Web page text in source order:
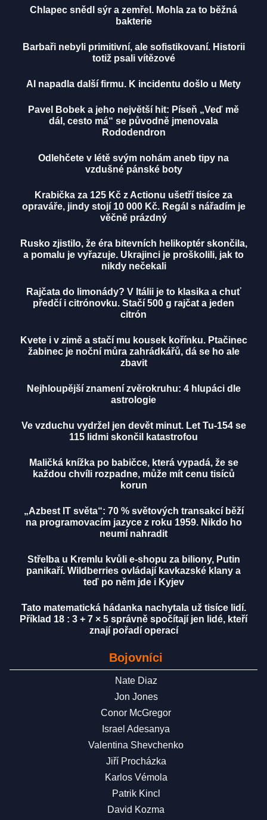
Chlapec snědl sýr a zemřel. Mohla za to běžná
bakterie
Barbaři nebyli primitivní, ale sofistikovaní. Historii
totiž psali vítězové
AI napadla další firmu. K incidentu došlo u Mety
Pavel Bobek a jeho největší hit: Píseň „Veď mě
dál, cesto má“ se původně jmenovala
Rododendron
Odlehčete v létě svým nohám aneb tipy na
vzdušné pánské boty
Krabička za 125 Kč z Actionu ušetří tisíce za
opraváře, jindy stojí 10 000 Kč. Regál s nářadím je
věčně prázdný
Rusko zjistilo, že éra bitevních helikoptér skončila,
a pomalu je vyřazuje. Ukrajinci je proškolili, jak to
nikdy nečekali
Rajčata do limonády? V Itálii je to klasika a chuť
předčí i citrónovku. Stačí 500 g rajčat a jeden
citrón
Kvete i v zimě a stačí mu kousek kořínku. Ptačinec
žabinec je noční můra zahrádkářů, dá se ho ale
zbavit
Nejhloupější znamení zvěrokruhu: 4 hlupáci dle
astrologie
Ve vzduchu vydržel jen devět minut. Let Tu-154 se
115 lidmi skončil katastrofou
Maličká knížka po babičce, která vypadá, že se
každou chvíli rozpadne, může mít cenu tisíců
korun
„Azbest IT světa“: 70 % světových transakcí běží
na programovacím jazyce z roku 1959. Nikdo ho
neumí nahradit
Střelba u Kremlu kvůli e-shopu za biliony, Putin
panikaří. Wildberries ovládají kavkazské klany a
teď po něm jde i Kyjev
Tato matematická hádanka nachytala už tisíce lidí.
Příklad 18 : 3 + 7 × 5 správně spočítají jen lidé, kteří
znají pořadí operací
Bojovníci
Nate Diaz
Jon Jones
Conor McGregor
Israel Adesanya
Valentina Shevchenko
Jiří Procházka
Karlos Vémola
Patrik Kincl
David Kozma